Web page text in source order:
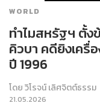
WORLD
ทำไมสหรัฐฯ ตั้ง
คิวบา คดียิงเครื่
ปี 1996
โดยวิโรจน์ เลิศจิตต์ธรรม
21.05.2026